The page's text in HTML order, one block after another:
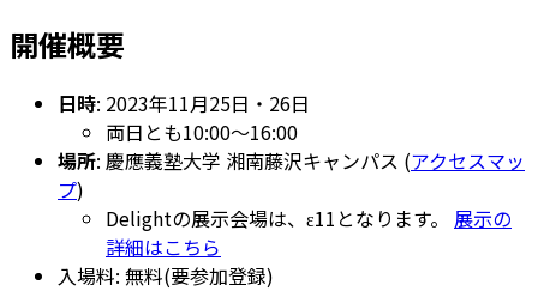
開催概要
日時: 2023年11月25日・26日
両日とも10:00〜16:00
場所: 慶應義塾大学 湘南藤沢キャンパス (アクセスマッ
プ)
Delightの展示会場は、ε11となります。 展示の
詳細はこちら
入場料: 無料(要参加登録)